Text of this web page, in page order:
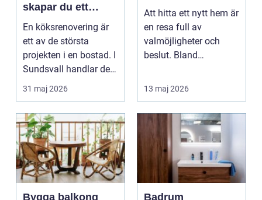
skapar du ett
hållbart och
funktionellt kök
En köksrenovering är
ett av de största
projekten i en bostad. I
Sundsvall handlar det
ofta om att ko...
31 maj 2026
Att hitta ett nytt hem är
en resa full av
valmöjligheter och
beslut. Bland
och sjö...
13 maj 2026
Bygga balkong
Badrum